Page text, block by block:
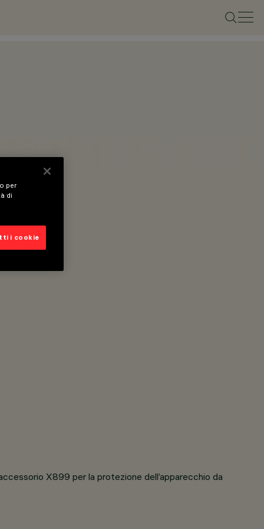
X899 per la protezione dell’apparecchio da
per
di
i cookie